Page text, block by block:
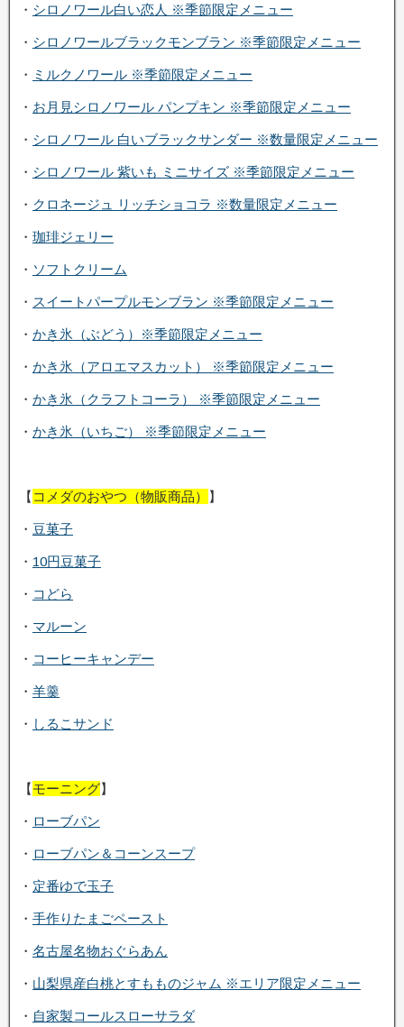
・ シロノワール白い恋人 ※季節限定メニュー
・ シロノワールブラックモンブラン ※季節限定メニュー
・ ミルクノワール ※季節限定メニュー
・ お月見シロノワール パンプキン ※季節限定メニュー
・ シロノワール 白いブラックサンダー ※数量限定メニュー
・ シロノワール 紫いも ミニサイズ ※季節限定メニュー
・ クロネージュ リッチショコラ ※数量限定メニュー
・ 珈琲ジェリー
・ ソフトクリーム
・ スイートパープルモンブラン ※季節限定メニュー
・ かき氷（ぶどう）※季節限定メニュー
・ かき氷（アロエマスカット） ※季節限定メニュー
・ かき氷（クラフトコーラ） ※季節限定メニュー
・ かき氷（いちご） ※季節限定メニュー
【 コメダのおやつ（物販商品） 】
・ 豆菓子
・ 10円豆菓子
・ コどら
・ マルーン
・ コーヒーキャンデー
・ 羊羹
・ しるこサンド
【モーニング】
・ ローブパン
・ ローブパン＆コーンスープ
・ 定番ゆで玉子
・ 手作りたまごペースト
・ 名古屋名物おぐらあん
・ 山梨県産白桃とすもものジャム ※エリア限定メニュー
・ 自家製コールスローサラダ